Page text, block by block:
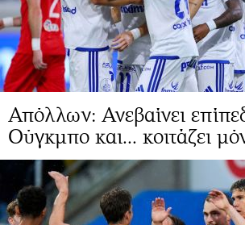
Απόλλων: Ανεβαίνει
Ούγκμπο και... κοιτάζει